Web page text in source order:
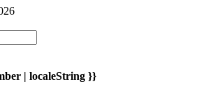
| localeString }}